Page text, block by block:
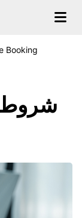
Booking
شروط